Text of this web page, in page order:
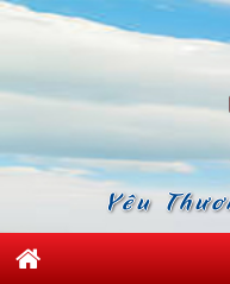
Yêu